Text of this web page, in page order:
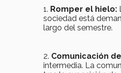
Romper el hielo:
sociedad está
largo del semestre.
Comunicación
intermedia. La